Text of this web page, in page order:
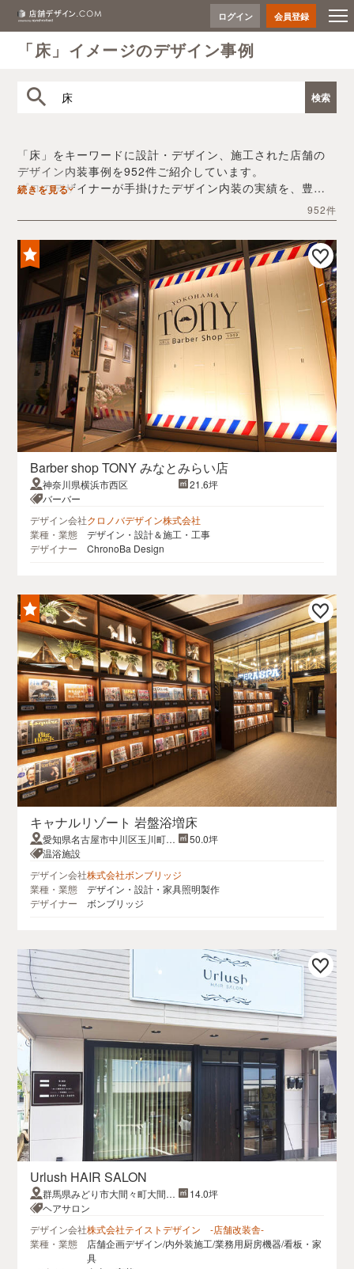
ログイン 会員登録
「床」イメージのデザイン事例
「床」をキーワードに設計・デザイン、施工された店舗の
デザイン内装事例を952件ご紹介しています。
プロのデザイナーが手掛けたデザイン内装の実績を、豊富
デザイン内装会社探しや費用感の把握など、「床」の店舗
イメージを固めるヒントとしてぜひお役立てください。
続きを見る
952件
Barber shop TONY みなとみらい店
神奈川県横浜市西区
21.6坪
バーバー
デザイン会社クロノバデザイン株式会社
業種・業態
デザイン・設計＆施工・工事
デザイナー
ChronoBa Design
キャナルリゾート 岩盤浴増床
愛知県名古屋市中川区玉川町4-
1
50.0坪
温浴施設
デザイン会社株式会社ボンブリッジ
業種・業態
デザイン・設計・家具照明製作
デザイナー
ボンブリッジ
Urlush HAIR SALON
群馬県みどり市大間々町大間々
45-1くにむらOKビル 1F-1
14.0坪
ヘアサロン
デザイン会社株式会社テイストデザイン -店舗改装舎-
業種・業態
店舗企画デザイン/内外装施工/業務用厨房機器/看板・家
具